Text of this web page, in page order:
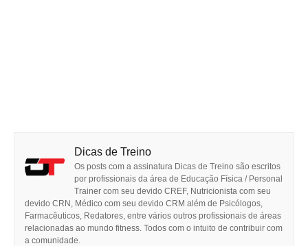
Dicas de Treino
Os posts com a assinatura Dicas de Treino são escritos
por profissionais da área de Educação Física / Personal
Trainer com seu devido CREF, Nutricionista com seu
devido CRN, Médico com seu devido CRM além de Psicólogos,
Farmacêuticos, Redatores, entre vários outros profissionais de áreas
relacionadas ao mundo fitness. Todos com o intuito de contribuir com
a comunidade.